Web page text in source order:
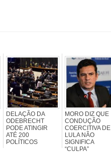
DELAÇÃO DA
ODEBRECHT
PODE ATINGIR
ATÉ 200
POLÍTICOS
MORO DIZ QUE
CONDUÇÃO
COERCITIVA DE
LULA NÃO
SIGNIFICA
“CULPA”